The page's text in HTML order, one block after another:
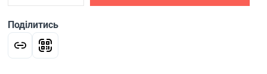
Поділитись